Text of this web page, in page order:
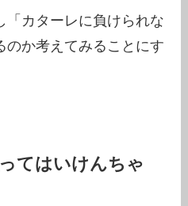
「カターレに負けられな
のか考えてみることにす
てはいけんちゃ